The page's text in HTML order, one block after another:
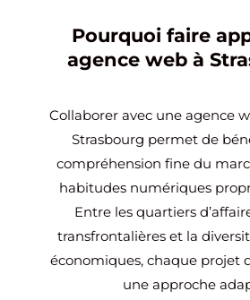
Pourquoi faire
agence web à
Collaborer avec une agence
Strasbourg permet de
compréhension fine du
habitudes numériques
Entre les quartiers
transfrontalières et la
économiques, chaque projet
une approche